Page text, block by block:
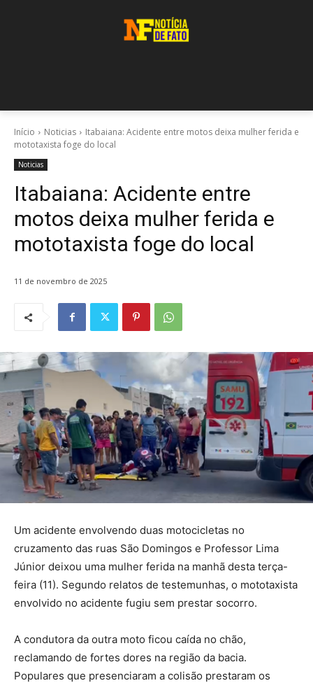
Início Noticias
Itabaiana: Acidente entre motos deixa mulher ferida e
mototaxista foge do local
Noticias
Itabaiana: Acidente entre
motos deixa mulher ferida e
mototaxista foge do local
11 de novembro de 2025
Um acidente envolvendo duas motocicletas no
cruzamento das ruas São Domingos e Professor Lima
Júnior deixou uma mulher ferida na manhã desta terça-
feira (11). Segundo relatos de testemunhas, o mototaxista
envolvido no acidente fugiu sem prestar socorro.
A condutora da outra moto ficou caída no chão,
reclamando de fortes dores na região da bacia.
Populares que presenciaram a colisão prestaram os